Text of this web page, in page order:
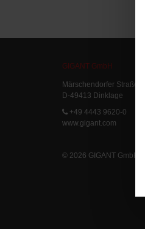
GIGANT GmbH
Märschendorfer Straße 42
D-49413 Dinklage
+49 4443 9620-0
www.gigant.com
© 2026 GIGANT GmbH